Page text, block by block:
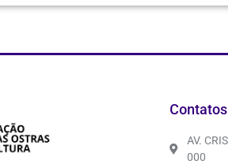
Contatos
AV.
000